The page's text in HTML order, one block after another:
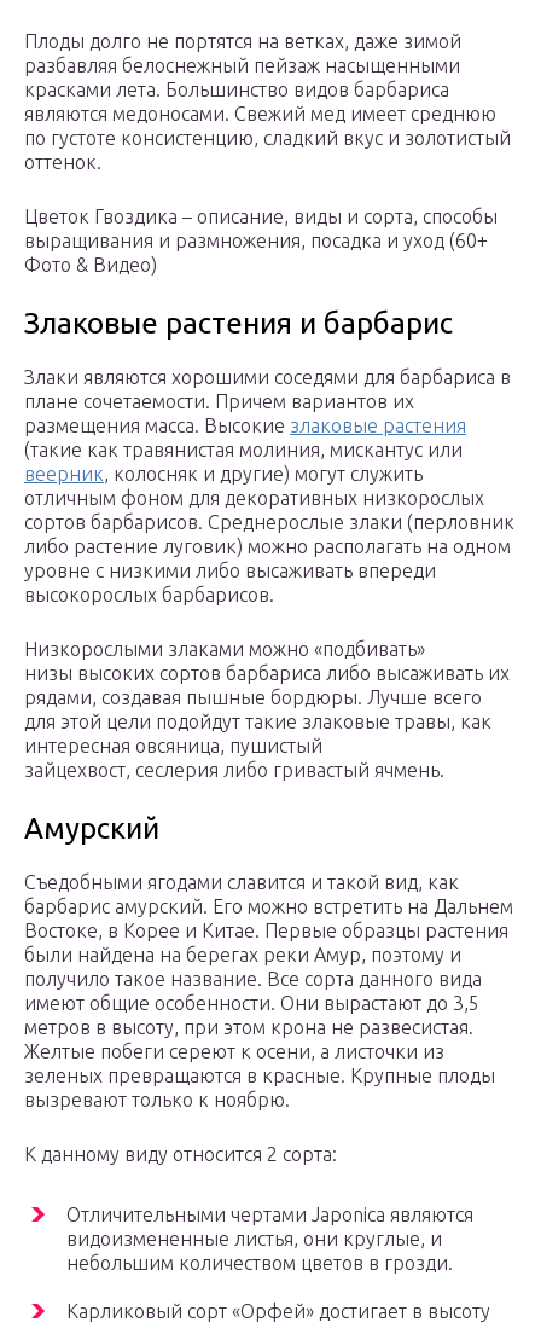
Плоды долго не портятся на ветках, даже зимой
разбавляя белоснежный пейзаж насыщенными
красками лета. Большинство видов барбариса
являются медоносами. Свежий мед имеет среднюю
по густоте консистенцию, сладкий вкус и золотистый
оттенок.
Цветок Гвоздика – описание, виды и сорта, способы
выращивания и размножения, посадка и уход (60+
Фото & Видео)
Злаковые растения и барбарис
Злаки являются хорошими соседями для барбариса в
плане сочетаемости. Причем вариантов их
размещения масса. Высокие злаковые растения
(такие как травянистая молиния, мискантус или
веерник, колосняк и другие) могут служить
отличным фоном для декоративных низкорослых
сортов барбарисов. Среднерослые злаки (перловник
либо растение луговик) можно располагать на одном
уровне с низкими либо высаживать впереди
высокорослых барбарисов.
Низкорослыми злаками можно «подбивать»
низы высоких сортов барбариса либо высаживать их
рядами, создавая пышные бордюры. Лучше всего
для этой цели подойдут такие злаковые травы, как
интересная овсяница, пушистый
зайцехвост, сеслерия либо гривастый ячмень.
Амурский
Съедобными ягодами славится и такой вид, как
барбарис амурский. Его можно встретить на Дальнем
Востоке, в Корее и Китае. Первые образцы растения
были найдена на берегах реки Амур, поэтому и
получило такое название. Все сорта данного вида
имеют общие особенности. Они вырастают до 3,5
метров в высоту, при этом крона не развесистая.
Желтые побеги сереют к осени, а листочки из
зеленых превращаются в красные. Крупные плоды
вызревают только к ноябрю.
К данному виду относится 2 сорта:
Отличительными чертами Japonica являются
видоизмененные листья, они круглые, и
небольшим количеством цветов в грозди.
Карликовый сорт «Орфей» достигает в высоту